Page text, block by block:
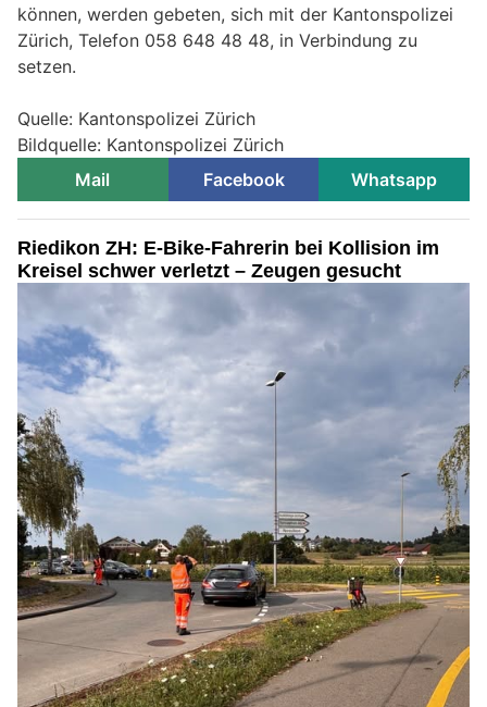
können, werden gebeten, sich mit der Kantonspolizei
Zürich, Telefon 058 648 48 48, in Verbindung zu
setzen.
Quelle: Kantonspolizei Zürich
Bildquelle: Kantonspolizei Zürich
Mail
Facebook Whatsapp
Riedikon ZH: E-Bike-Fahrerin bei Kollision im
Kreisel schwer verletzt – Zeugen gesucht